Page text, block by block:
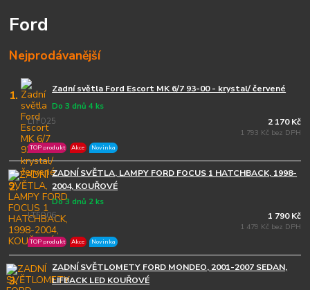
Ford
Nejprodávanější
1. Zadní světla Ford Escort MK 6/7 93-00 - krystal/ červené
LTFO25
Do 3 dnů 4 ks
TOP produkt Akce Novinka
2 170 Kč
1 793 Kč bez DPH
2.
ZADNÍ SVĚTLA, LAMPY FORD FOCUS 1 HATCHBACK, 1998-
2004, KOUŘOVÉ
LTFO06
Do 3 dnů 2 ks
TOP produkt Akce Novinka
1 790 Kč
1 479 Kč bez DPH
3.
ZADNÍ SVĚTLOMETY FORD MONDEO, 2001-2007 SEDAN,
LIFBACK LED KOUŘOVÉ